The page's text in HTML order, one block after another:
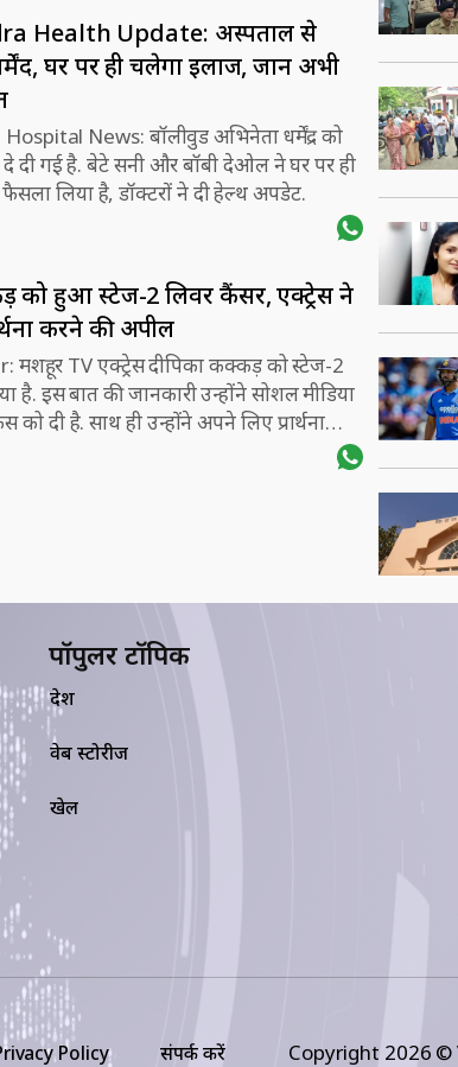
Health Update: अस्पताल से
घर पर ही चलेगा इलाज, जानें अभी
News: बॉलीवुड अभिनेता धर्मेंद्र को
दे दी गई है. बेटे सनी और बॉबी देओल ने घर पर ही
लिया है, डॉक्टरों ने दी हेल्थ अपडेट.
को हुआ स्टेज-2 लिवर कैंसर, एक्ट्रेस ने
करने की अपील
मशहूर TV एक्ट्रेस दीपिका कक्कड़ को स्टेज-2
है. इस बात की जानकारी उन्होंने सोशल मीडिया
दी है. साथ ही उन्होंने अपने लिए प्रार्थना
है.
पॉपुलर टॉपिक
देश
वेब स्टोरीज
खेल
Policy संपर्क करें Copyright 2026 ©